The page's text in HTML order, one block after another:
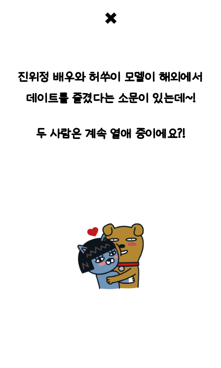
✖️
진위정 배우와 허쑤이 모델이 해외에서
데이트를 즐겼다는 소문이 있는데~!
두 사람은 계속 열애 중이에요?!